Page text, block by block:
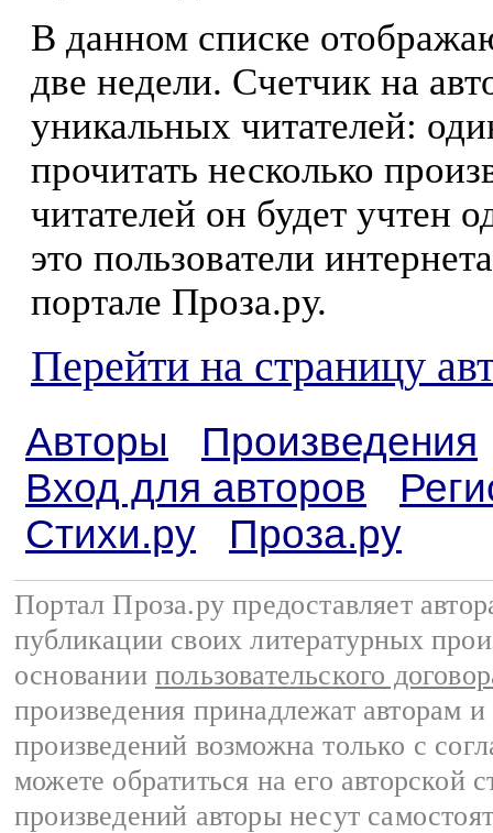
В данном списке
две недели. Счетчик на
уникальных читателей:
прочитать несколько
читателей он будет учтен
это пользователи
портале Проза.ру.
Перейти на страницу
Авторы
Произведения
Вход для авторов
Стихи.ру
Проза.ру
Портал Проза.ру предоставляет
публикации своих литературных
основании пользовательского
произведения принадлежат авторам
произведений возможна только с
можете обратиться на его авторской
произведений авторы несут